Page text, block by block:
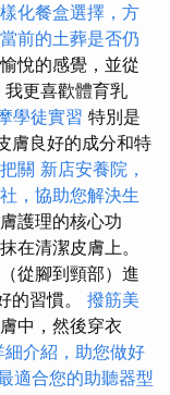
化餐盒選擇，方
前的土葬是否仍
悅的感覺，並從
我更喜歡體育乳
學徒實習 特別是
膚良好的成分和特
關 新店安養院，
，協助您解決生
護理的核心功
在清潔皮膚上。
從腳到頸部）進
的習慣。 撥筋美
中，然後穿衣
細介紹，助您做好
適合您的助聽器型